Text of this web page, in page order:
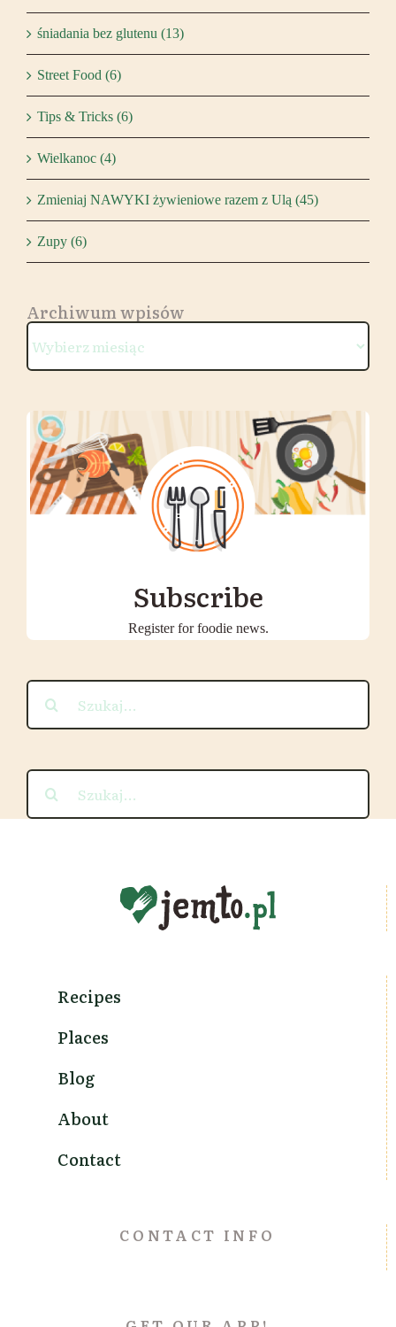
śniadania bez glutenu (13)
Street Food (6)
Tips & Tricks (6)
Wielkanoc (4)
Zmieniaj NAWYKI żywieniowe razem z Ulą (45)
Zupy (6)
Archiwum wpisów
wpisów
Subscribe
Register for foodie news.
Recipes
Places
Blog
About
Contact
CONTACT INFO